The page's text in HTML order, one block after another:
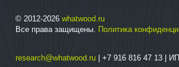
© 2012-2026 whatwood.ru
Все права защищены. Политика
research@whatwood.ru | +7 916 816 47 13 |